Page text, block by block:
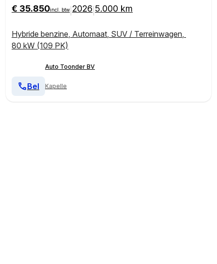
€ 35.850incl. btw 2026 5.000 km
Hybride benzine, Automaat, SUV / Terreinwagen,
80 kW (109 PK)
Auto Toonder BV
Kapelle
Bel